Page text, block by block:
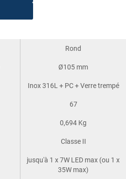
Rond
Ø105 mm
Inox 316L + PC + Verre trempé
67
0,694 Kg
Classe II
jusqu'à 1 x 7W LED max (ou 1 x
35W max)